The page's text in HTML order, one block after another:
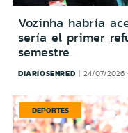
Vozinha habría
sería el primer
semestre
DIARIOSENRED 24/07/2026
DEPORTES